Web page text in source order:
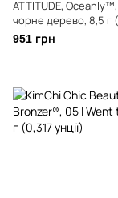
ATTITUDE,
чорне дерево, 8,5 г
951 грн